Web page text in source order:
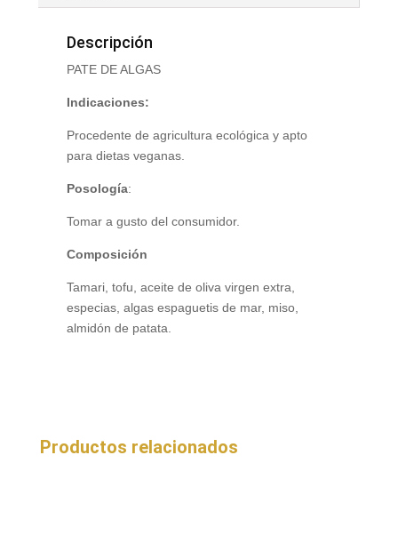
Descripción
PATE DE ALGAS
Indicaciones:
Procedente de agricultura ecológica y apto
para dietas veganas.
Posología:
Tomar a gusto del consumidor.
Composición
Tamari, tofu, aceite de oliva virgen extra,
especias, algas espaguetis de mar, miso,
almidón de patata.
Productos relacionados